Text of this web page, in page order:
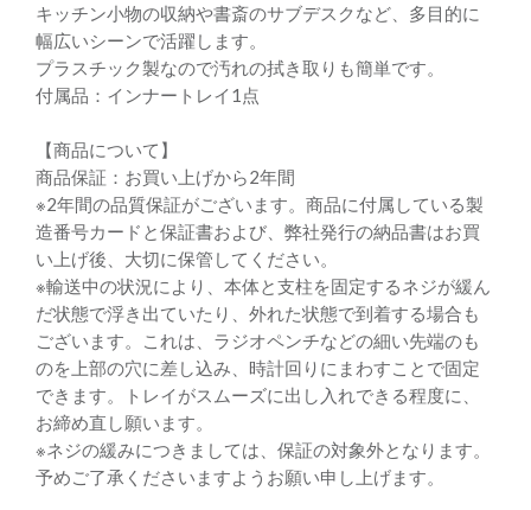
キッチン小物の収納や書斎のサブデスクなど、多目的に
幅広いシーンで活躍します。
プラスチック製なので汚れの拭き取りも簡単です。
付属品：インナートレイ1点
【商品について】
商品保証：お買い上げから2年間
※2年間の品質保証がございます。商品に付属している製
造番号カードと保証書および、弊社発行の納品書はお買
い上げ後、大切に保管してください。
※輸送中の状況により、本体と支柱を固定するネジが緩ん
だ状態で浮き出ていたり、外れた状態で到着する場合も
ございます。これは、ラジオペンチなどの細い先端のも
のを上部の穴に差し込み、時計回りにまわすことで固定
できます。トレイがスムーズに出し入れできる程度に、
お締め直し願います。
※ネジの緩みにつきましては、保証の対象外となります。
予めご了承くださいますようお願い申し上げます。